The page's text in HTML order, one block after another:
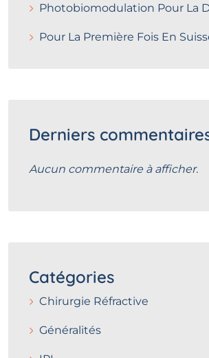
Photobiomodulation Pour La
Pour La Première Fois En
Derniers
Aucun commentaire à afficher.
Catégories
Chirurgie Réfractive
Généralités